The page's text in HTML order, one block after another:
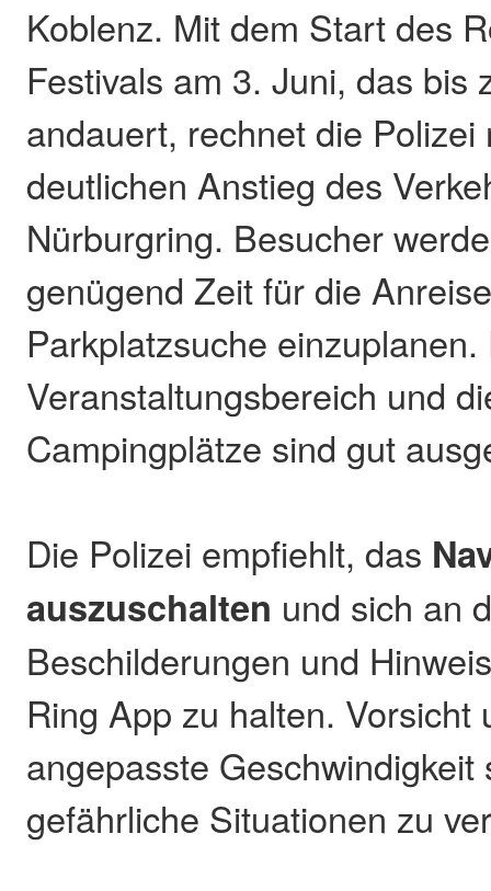
Koblenz. Mit dem Start des
Festivals am 3. Juni, das bis
andauert, rechnet die Polizei
deutlichen Anstieg des
Nürburgring. Besucher
genügend Zeit für die
Parkplatzsuche einzuplanen.
Veranstaltungsbereich und
Campingplätze sind gut
Die Polizei empfiehlt, das
auszuschalten und sich an
Beschilderungen und
Ring App zu halten. Vorsicht
angepasste
gefährliche Situationen zu